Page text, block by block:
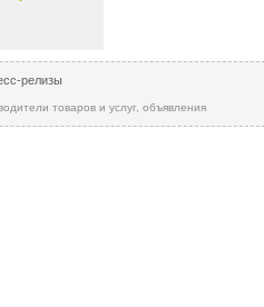
релизы
товаров и услуг, объявления